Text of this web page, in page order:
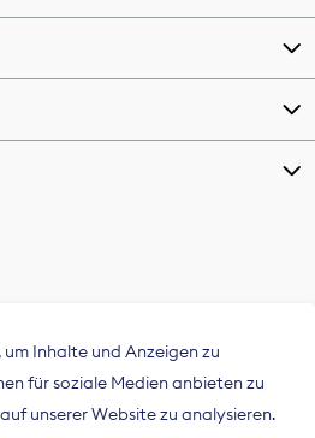
Inhalte und Anzeigen zu
für soziale Medien anbieten zu
unserer Website zu analysieren.